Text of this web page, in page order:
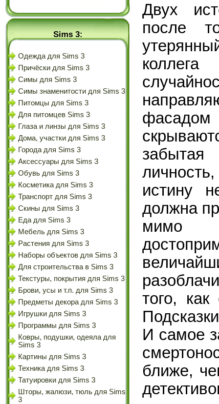
Sims 3:
Одежда для Sims 3
Причёски для Sims 3
Симы для Sims 3
Симы знаменитости для Sims 3
Питомцы для Sims 3
Для питомцев Sims 3
Глаза и линзы для Sims 3
Дома, участки для Sims 3
Города для Sims 3
Аксессуары для Sims 3
Обувь для Sims 3
Косметика для Sims 3
Транспорт для Sims 3
Скины для Sims 3
Еда для Sims 3
Мебель для Sims 3
Растения для Sims 3
Наборы объектов для Sims 3
Для строительства в Sims 3
Текстуры, покрытия для Sims 3
Брови, усы и т.п. для Sims 3
Предметы декора для Sims 3
Игрушки для Sims 3
Программы для Sims 3
Ковры, подушки, одеяла для
Sims 3
Картины для Sims 3
Техника для Sims 3
Татуировки для Sims 3
Шторы, жалюзи, тюль для Sims
3
Двух
после
истину
должна
того,
И самое
ближе,